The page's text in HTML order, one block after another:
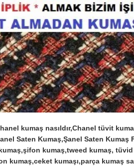
kumaş nasıldır,Chanel tüvit
Saten Kumaş,Şanel Saten Kumaş
kumaş,tweed kumaş, tüvid
kumaş,ceket kumaşı,parça kumaş